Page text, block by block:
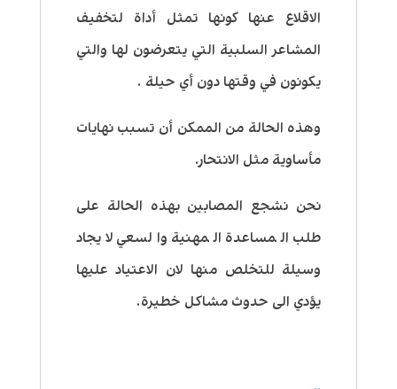
الاقلاع عنها كونها تمثل أداة لتخفيف
المشاعر السلبية التي يتعرضون لها والتي
يكونون في وقتها دون أي حيلة .
وهذه الحالة من الممكن أن تسبب نهايات
مأساوية مثل الانتحار.
نحن نشجع المصابين بهذه الحالة على
طلب المساعدة المهنية والسعي لايجاد
وسيلة للتخلص منها لان الاعتياد عليها
يؤدي الى حدوث مشاكل خطيرة.